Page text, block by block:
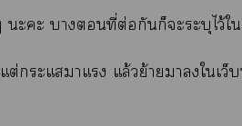
ะะ าที่ต่อกันก็ะระบุไว้ใ
ต่ะแาแ แล้วย้ายาใเ